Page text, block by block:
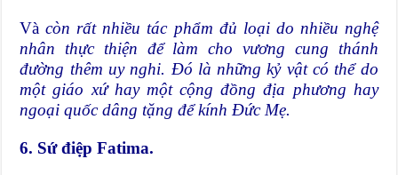
Vàcòn rất nhiều tác phẩm đủ loại do nhiều nghệ
nhân thực thiện để làm cho vương cung thánh
đường thêm uy nghi. Đó là những kỷ vật có thể do
một giáo xứ hay một cộng đồng địa phương hay
ngoại quốc dâng tặng để kính Đức Mẹ.
6. Sứ điệp Fatima.